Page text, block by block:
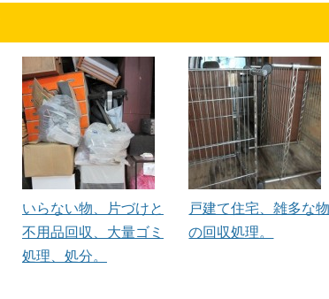
いらない物、片づけと
不用品回収、大量ゴミ
処理、処分。
戸建て住宅、雑多な
の回収処理。